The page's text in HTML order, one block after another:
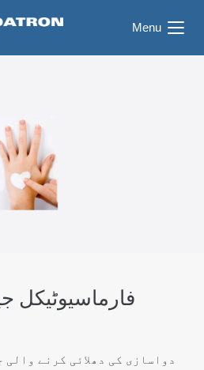
Menu
فارماسیوٹیکل
دواسازی کی دھلائی کرنے